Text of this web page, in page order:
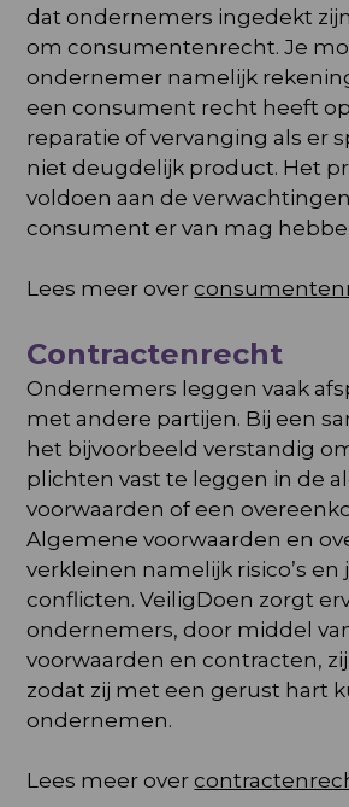
dat ondernemers ingedekt
om consumentenrecht. Je
ondernemer namelijk
een consument recht heeft
reparatie of vervanging als er
niet deugdelijk product. Het
voldoen aan de
consument er van mag
Lees meer over
Contractenrecht
Ondernemers leggen vaak
met andere partijen. Bij een
het bijvoorbeeld verstandig
plichten vast te leggen in de
voorwaarden of een
Algemene voorwaarden en
verkleinen namelijk risico’s en
conflicten. VeiligDoen zorgt
ondernemers, door middel
voorwaarden en contracten,
zodat zij met een gerust hart
ondernemen.
Lees meer over